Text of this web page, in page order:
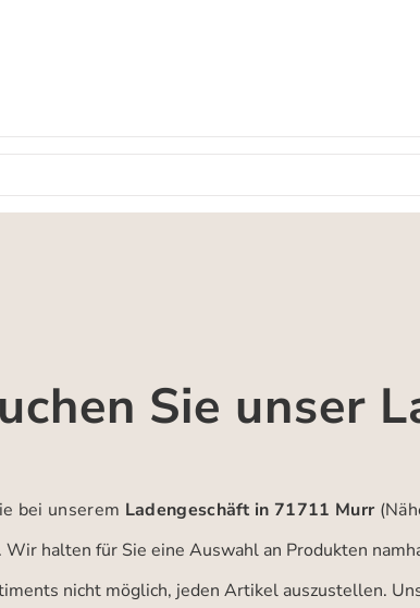
Sie unser
bei unserem Ladengeschäft in 71711 Murr
Wir halten für Sie eine Auswahl an Produkten
nicht möglich, jeden Artikel auszustellen.